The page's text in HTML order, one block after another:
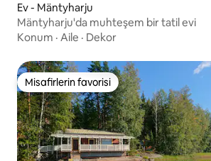
Ev - Mäntyharju
Mäntyharju'da muhteşem bir tatil evi
Konum · Aile · Dekor
Misafirlerin favorisi
Misafirlerin favorisi